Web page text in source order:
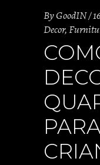
ByGoodIN
Decor,